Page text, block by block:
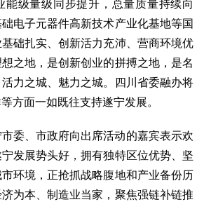
能级量级同步提升，总量质量持续向
电子元器件高新技术产业化基地等国
础扎实、创新活力充沛、营商环境优
之地，是创新创业的拼搏之地，是名
力之城、魅力之城。四川省委融办将
方面一如既往支持遂宁发展。
委、市政府向出席活动的嘉宾表示欢
发展势头好，拥有独特区位优势、坚
环境，正抢抓战略腹地和产业备份历
为本、制造业当家，聚焦强链补链推